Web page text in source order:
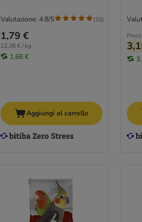
1,79 €
22,38 € / kg
1,68 €
Valutazione: 4.8/5 (33)
Aggiungi al carrello